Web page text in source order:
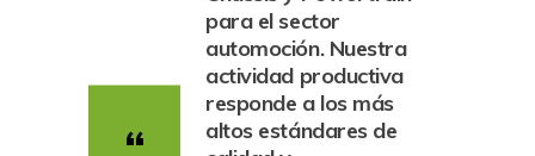
para el sector
automoción. Nuestra
actividad productiva
responde a los más
altos estándares de